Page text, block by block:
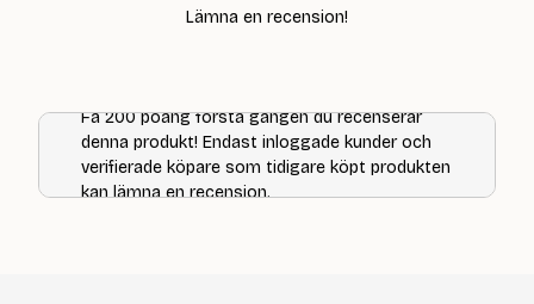
Lämna en recension!
Få 200 poäng första gången du recenserar
denna produkt! Endast inloggade kunder och
verifierade köpare som tidigare köpt produkten
kan lämna en recension.